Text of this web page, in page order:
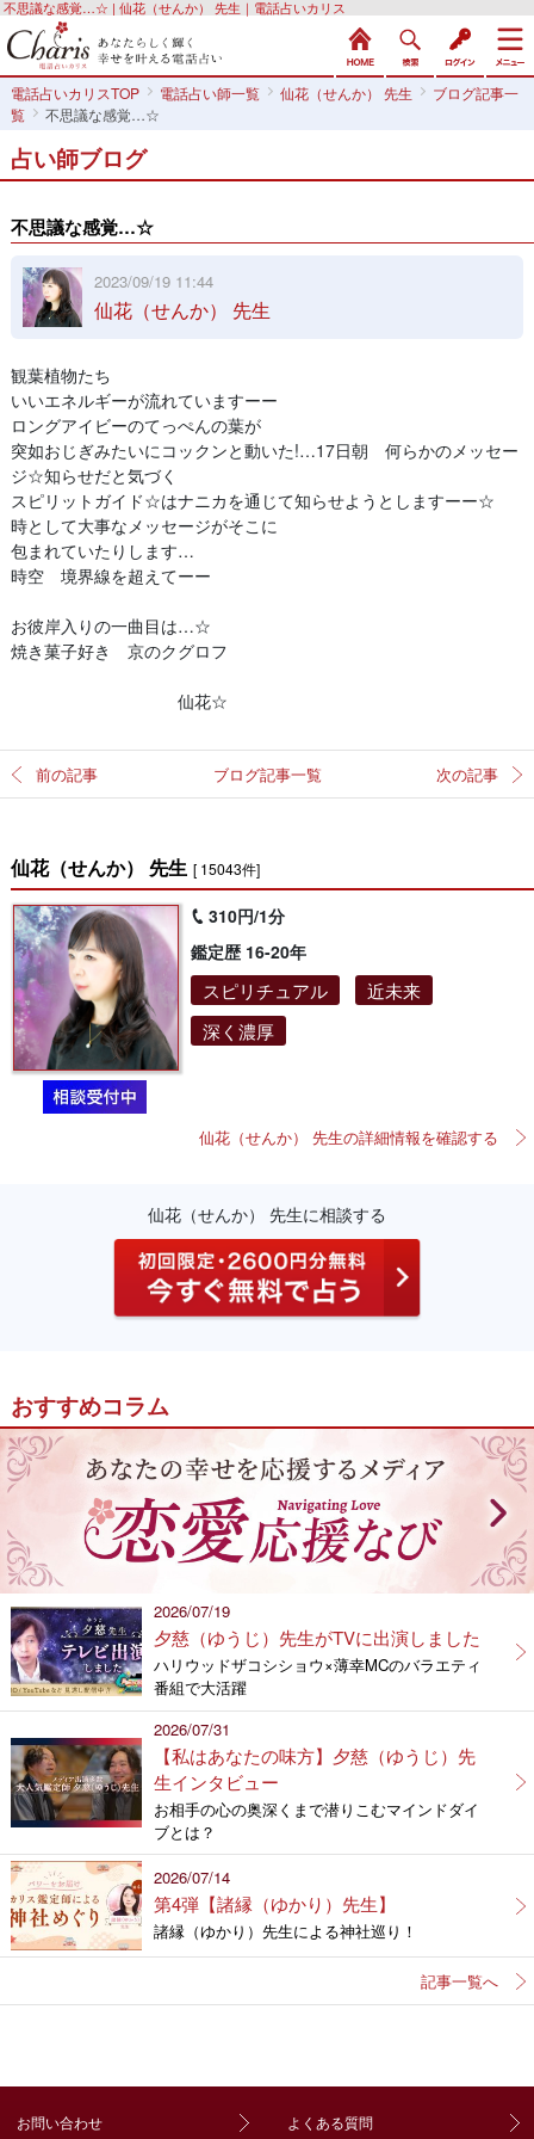
不思議な感覚…☆ | 仙花（せんか） 先生｜電話占いカリス
電話占いカリスTOP 電話占い師一覧 仙花（せんか） 先生
ブログ記事一
覧
不思議な感覚…☆
占い師ブログ
不思議な感覚…☆
2023/09/19 11:44
仙花（せんか） 先生
観葉植物たち
いいエネルギーが流れていますーー
ロングアイビーのてっぺんの葉が
突如おじぎみたいにコックンと動いた!…17日朝 何らかのメッセー
ジ☆知らせだと気づく
スピリットガイド☆はナニカを通じて知らせようとしますーー☆
時として大事なメッセージがそこに
包まれていたりします…
時空 境界線を超えてーー
お彼岸入りの一曲目は…☆
焼き菓子好き 京のクグロフ
仙花☆
前の記事 ブログ記事一覧 次の記事
仙花（せんか） 先生 [ 15043件]
310円/1分
鑑定歴 16-20年
スピリチュアル
近未来
深く濃厚
仙花（せんか） 先生の詳細情報を確認する
仙花（せんか） 先生に相談する
おすすめコラム
2026/07/19
夕慈（ゆうじ）先生がTVに出演しました
ハリウッドザコシショウ×薄幸MCのバラエティ
番組で大活躍
2026/07/31
【私はあなたの味方】夕慈（ゆうじ）先
生インタビュー
お相手の心の奥深くまで潜りこむマインドダイ
ブとは？
2026/07/14
第4弾【諸縁（ゆかり）先生】
諸縁（ゆかり）先生による神社巡り！
記事一覧へ
お問い合わせ よくある質問